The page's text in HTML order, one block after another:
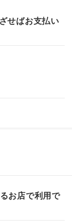
せばお支払い
お店で利用で